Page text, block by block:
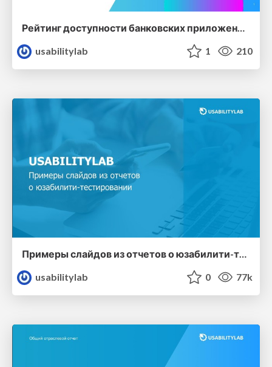
usabilitylab
1 210
Примеры слайдов из отчетов о юзабилити-тестированиях USABILITYLAB
usabilitylab
0 77k